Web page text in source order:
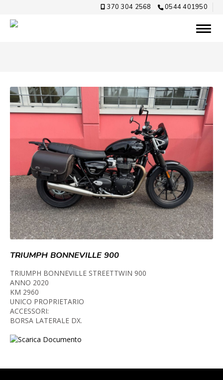
370 304 2568 0544 401950
TRIUMPH BONNEVILLE 900
TRIUMPH BONNEVILLE STREETTWIN 900
ANNO 2020
KM 2960
UNICO PROPRIETARIO
ACCESSORI:
BORSA LATERALE DX.
Scarica Documento